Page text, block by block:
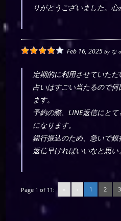
りがとうございました。心
Feb 16, 2025 by な
定期的に利用させていただ
占いはすごい当たるので
ます。
予約の際、LINE返信にと
になります。
銀行振込のため、急いで
返信早ければいいなと思い
Page 1 of 11: « ‹ 1 2 3